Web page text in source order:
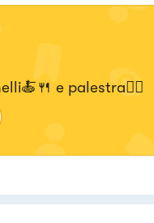
e palestra🏋🏾‍